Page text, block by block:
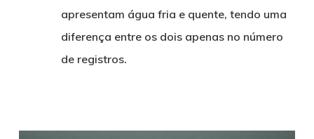
apresentam água fria e quente, tendo uma
diferença entre os dois apenas no número
de registros.